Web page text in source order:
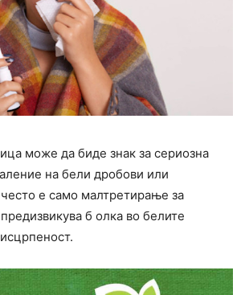
може да биде знак за сериозна
на бели дробови или
е само малтретирање за
б олка во белите